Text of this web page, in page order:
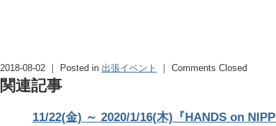
2018-08-02 ｜ Posted in 出張イベント ｜ Comments Closed
関連記事
11/22(金) ～ 2020/1/16(木)『HANDS on